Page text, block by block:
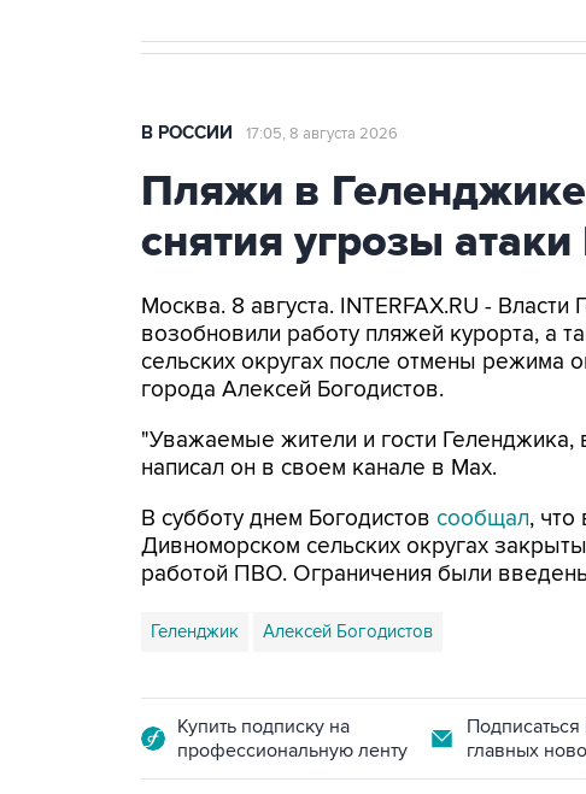
В РОССИИ 17:05, 8 августа 2026
Пляжи в
снятия угрозы
Москва. 8 августа. INTERFAX.RU -
возобновили работу пляжей курорта, а
сельских округах после отмены режима
города Алексей Богодистов.
"Уважаемые жители и гости
написал он в своем канале в Max.
В субботу днем Богодистов сообщал, что
Дивноморском сельских округах
работой ПВО. Ограничения были
Геленджик Алексей Богодистов
Купить подписку на
профессиональную ленту
главных